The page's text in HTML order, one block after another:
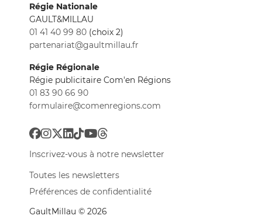
Régie Nationale
GAULT&MILLAU
01 41 40 99 80 (choix 2)
partenariat@gaultmillau.fr
Régie Régionale
Régie publicitaire Com'en Régions
01 83 90 66 90
formulaire@comenregions.com
Inscrivez-vous à notre newsletter
Toutes les newsletters
Préférences de confidentialité
GaultMillau © 2026